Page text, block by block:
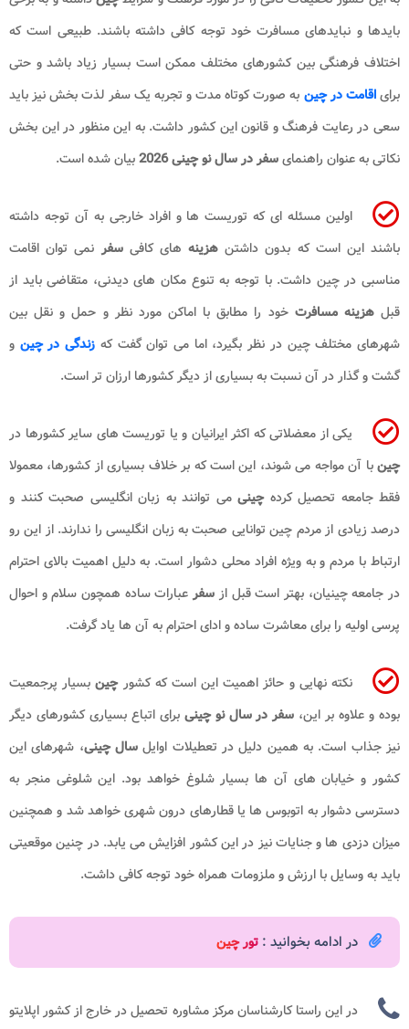
بایدها و نبایدهای مسافرت خود توجه کافی داشته باشند. طبیعی است که
اختلاف فرهنگی بین کشورهای مختلف ممکن است بسیار زیاد باشد و حتی
برایاقامت در چین به صورت کوتاه مدت و تجربه یک سفر لذت بخش نیز باید
سعی در رعایت فرهنگ و قانون این کشور داشت. به این منظور در این بخش
نکاتی به عنوان راهنمایسفر در سال نو چینی 2026 بیان شده است.
اولین مسئله ای که توریست ها و افراد خارجی به آن توجه داشته
باشند این است که بدون داشتن هزینه های کافیسفرنمی توان اقامت
مناسبی در چین داشت. با توجه به تنوع مکان های دیدنی، متقاضی باید از
قبلهزینه مسافرت خود را مطابق با اماکن مورد نظر و حمل و نقل بین
شهرهای مختلف چین در نظر بگیرد، اما می توان گفت که زندگی در چین و
گشت و گذار در آن نسبت به بسیاری از دیگر کشورها ارزان تر است.
یکی از معضلاتی که اکثر ایرانیان و یا توریست های سایر کشورها در
چینبا آن مواجه می شوند، این است که بر خلاف بسیاری از کشورها، معمولا
فقط جامعه تحصیل کردهچینی می توانند به زبان انگلیسی صحبت کنند و
درصد زیادی از مردم چین توانایی صحبت به زبان انگلیسی را ندارند. از این رو
ارتباط با مردم و به ویژه افراد محلی دشوار است. به دلیل اهمیت بالای احترام
در جامعه چینیان، بهتر است قبل از سفرعبارات ساده همچون سلام و احوال
پرسی اولیه را برای معاشرت ساده و ادای احترام به آن ها یاد گرفت.
نکته نهایی و حائز اهمیت این است که کشورچینبسیار پرجمعیت
بوده و علاوه بر این، سفر در سال نو چینی برای اتباع بسیاری کشورهای دیگر
نیز جذاب است. به همین دلیل در تعطیلات اوایل سال چینی، شهرهای این
کشور و خیابان های آن ها بسیار شلوغ خواهد بود. این شلوغی منجر به
دسترسی دشوار به اتوبوس ها یا قطارهای درون شهری خواهد شد و همچنین
میزان دزدی ها و جنایات نیز در این کشور افزایش می یابد. در چنین موقعیتی
باید به وسایل با ارزش و ملزومات همراه خود توجه کافی داشت.
در ادامه بخوانید : تور چین
در این راستا کارشناسان مرکز مشاوره تحصیل در خارج از کشور اپلایتو